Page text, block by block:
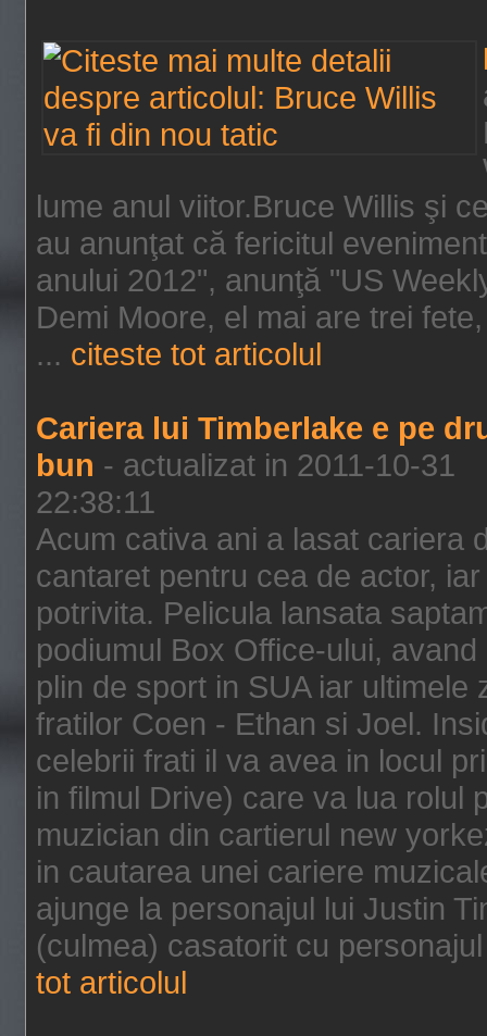
lume anul viitor.Bruce Willis şi
au anunţat că fericitul
anului 2012", anunţă "US
Demi Moore, el mai are trei
... citeste tot articolul
Cariera lui Timberlake e pe
bun - actualizat in 2011-10-31
22:38:11
Acum cativa ani a lasat cariera
cantaret pentru cea de actor,
potrivita. Pelicula lansata
podiumul Box Office-ului,
plin de sport in SUA iar
fratilor Coen - Ethan si Joel.
celebrii frati il va avea in locul
in filmul Drive) care va lua rolul
muzician din cartierul new
in cautarea unei cariere
ajunge la personajul lui Justin
(culmea) casatorit cu
tot articolul